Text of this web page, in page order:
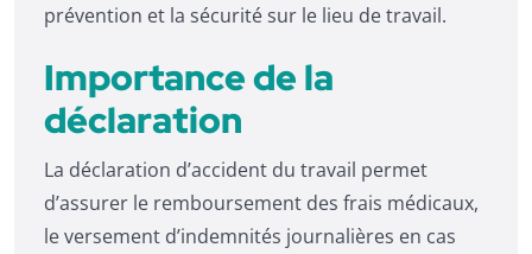
prévention et la sécurité sur le lieu de travail.
Importance de la
déclaration
La déclaration d’accident du travail permet
d’assurer le remboursement des frais médicaux,
le versement d’indemnités journalières en cas